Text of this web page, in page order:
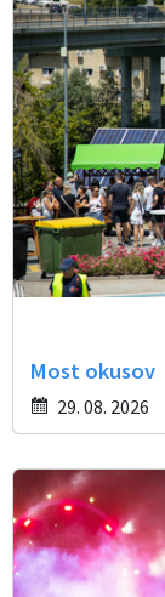
Most okusov
29. 08. 2026